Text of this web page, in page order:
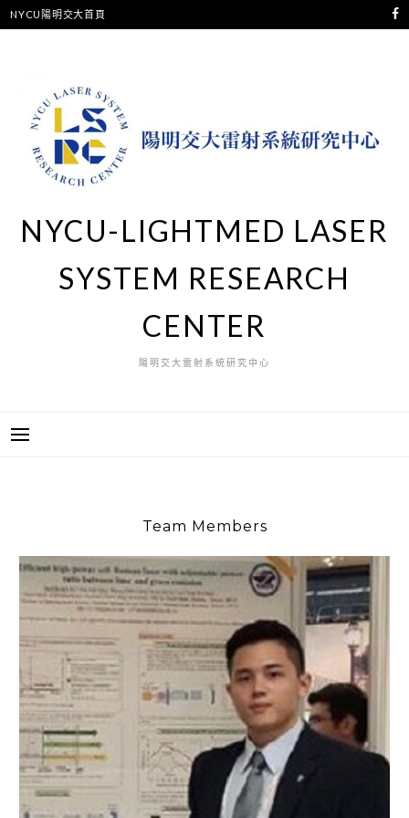
NYCU陽明交大首頁
NYCU-LIGHTMED LASER
SYSTEM RESEARCH
CENTER
陽明交大雷射系統研究中心
Team Members